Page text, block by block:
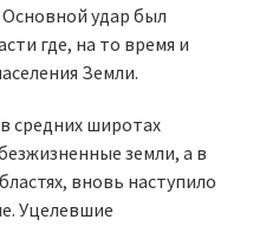
удар был
где, на то время и
Земли.
средних широтах
земли, а в
вновь наступило
Уцелевшие